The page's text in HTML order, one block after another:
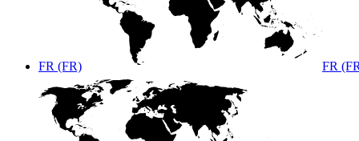
FR (FR) FR